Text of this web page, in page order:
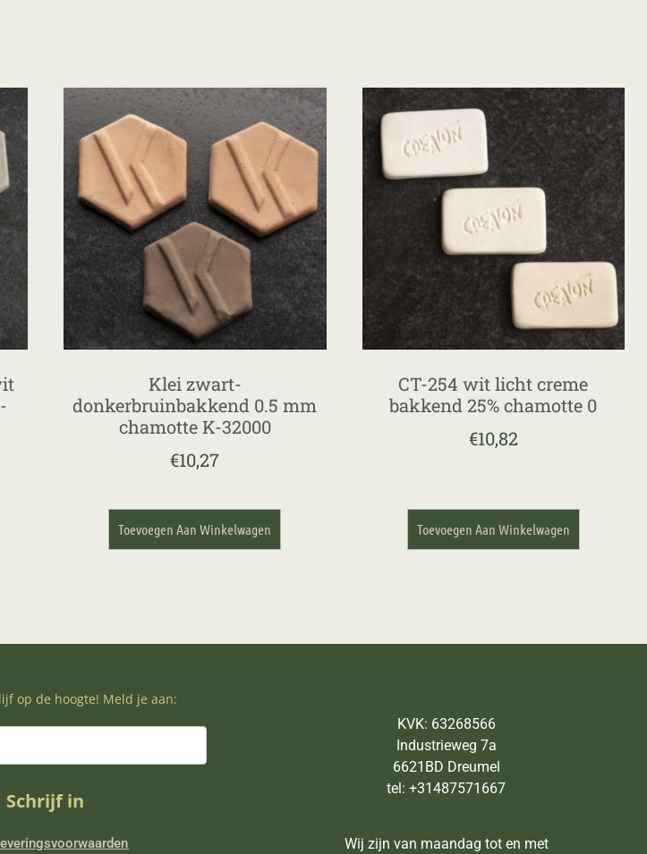
Klei zwart-
donkerbruinbakkend 0.5 mm
chamotte K-32000
€10,27
Toevoegen Aan Winkelwagen
CT-254 wit licht creme
bakkend 25% chamotte 0
€10,82
Toevoegen Aan Winkelwagen
op de hoogte! Meld je aan:
Schrijf in
KVK: 63268566
Industrieweg 7a
6621BD Dreumel
tel: +31487571667
Wij zijn van maandag tot en met